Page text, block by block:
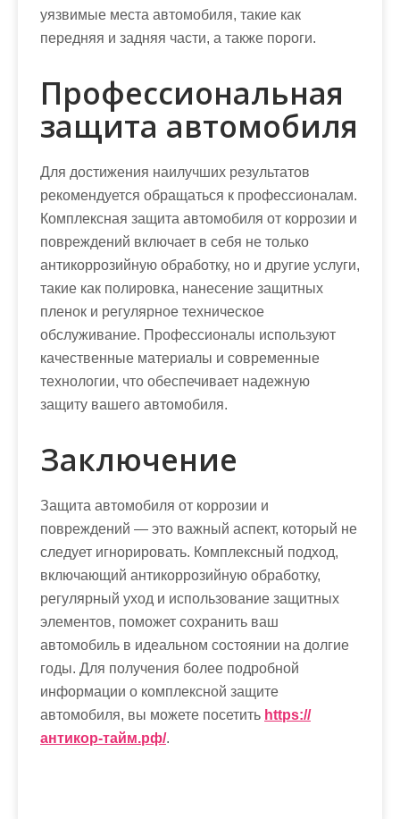
уязвимые места автомобиля, такие как
передняя и задняя части, а также пороги.
Профессиональная
защита автомобиля
Для достижения наилучших результатов
рекомендуется обращаться к профессионалам.
Комплексная защита автомобиля от коррозии и
повреждений включает в себя не только
антикоррозийную обработку, но и другие услуги,
такие как полировка, нанесение защитных
пленок и регулярное техническое
обслуживание. Профессионалы используют
качественные материалы и современные
технологии, что обеспечивает надежную
защиту вашего автомобиля.
Заключение
Защита автомобиля от коррозии и
повреждений — это важный аспект, который не
следует игнорировать. Комплексный подход,
включающий антикоррозийную обработку,
регулярный уход и использование защитных
элементов, поможет сохранить ваш
автомобиль в идеальном состоянии на долгие
годы. Для получения более подробной
информации о комплексной защите
автомобиля, вы можете посетить https://
антикор-тайм.рф/.